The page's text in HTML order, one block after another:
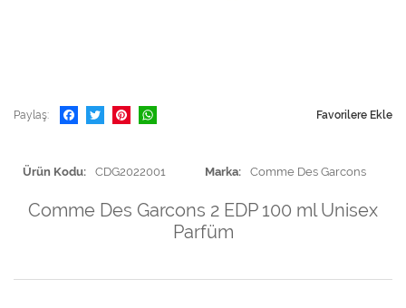
Paylaş Favorilere Ekle
Ürün Kodu CDG2022001 Marka Comme Des Garcons
Comme Des Garcons 2 EDP 100 ml Unisex
Parfüm